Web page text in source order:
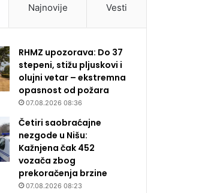
Najnovije Vesti
RHMZ upozorava: Do 37
stepeni, stižu pljuskovi i
olujni vetar – ekstremna
opasnost od požara
07.08.2026 08:36
Četiri saobraćajne
nezgode u Nišu:
Kažnjena čak 452
vozača zbog
prekoračenja brzine
07.08.2026 08:23